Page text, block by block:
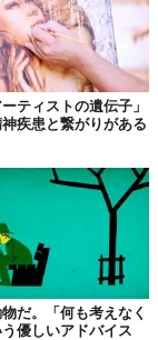
、Dave Meinertさ
に登場する“バッ
繁殖の知識を持た
言葉。ペガサス
でした。
でショートムー
しょう。ルーム
を感じるでしょ
ティストの遺伝子」
疾患と繋がりがある
だ。「何も考えなく
優しいアドバイス